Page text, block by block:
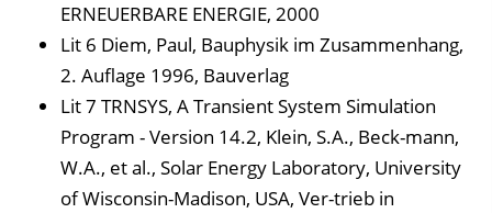
ERNEUERBARE ENERGIE, 2000
Lit 6 Diem, Paul, Bauphysik im Zusammenhang,
2. Auflage 1996, Bauverlag
Lit 7 TRNSYS, A Transient System Simulation
Program - Version 14.2, Klein, S.A., Beck-mann,
W.A., et al., Solar Energy Laboratory, University
of Wisconsin-Madison, USA, Ver-trieb in